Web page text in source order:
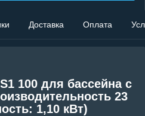
Доставка Оплата
100 для бассейна c
23
1,10 кВт)